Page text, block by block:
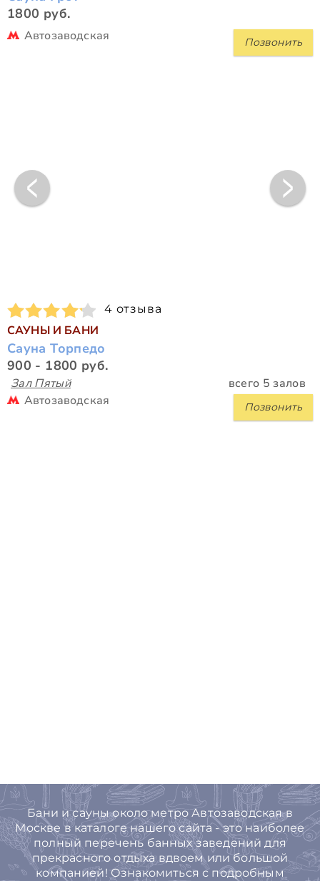
1800 руб.
Позвонить
Автозаводская
4 отзыва
САУНЫ И БАНИ
Сауна Торпедо
900 - 1800 руб.
Зал Пятый всего 5 залов
Позвонить
Автозаводская
Бани и сауны около метро Автозаводская в
Москве в каталоге нашего сайта - это наиболее
полный перечень банных заведений для
прекрасного отдыха вдвоем или большой
компанией! Ознакомиться с подробным